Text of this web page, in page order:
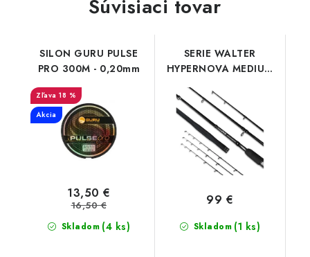
Súvisiaci tovar
SILON GURU PULSE
PRO 300M - 0,20mm
18 %
Akcia
Skladom (4 ks)
13,50 €
16,50 €
SERIE WALTER
HYPERNOVA MEDIUM
FEEDER 330
Skladom (1 ks)
99 €